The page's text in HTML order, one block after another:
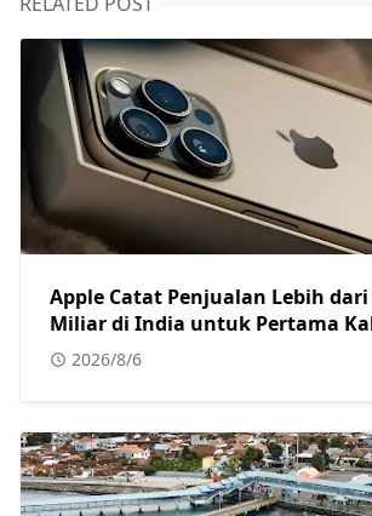
Apple Catat Penjualan Lebih dari
Miliar di India untuk Pertama
2026/8/6